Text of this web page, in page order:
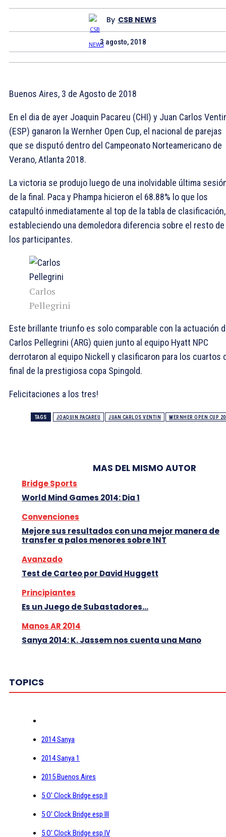
By CSB NEWS
3 agosto, 2018
Buenos Aires, 3 de Agosto de 2018
En el dia de ayer Joaquin Pacareu (CHI) y Juan Carlos
(ESP) ganaron la Wernher Open Cup, el nacional de parejas
que se disputó dentro del Campeonato Norteamericano de
Verano, Atlanta 2018.
La victoria se produjo luego de una inolvidable última
de la final. Paca y Phampa hicieron el 68.88% lo que los
catapultó inmediatamente al top de la tabla de clasificación,
estableciendo una demoledora diferencia sobre el resto de
los participantes.
Carlos
Pellegrini
Este brillante triunfo es solo comparable con la actuación
Carlos Pellegrini (ARG) quien junto al equipo Hyatt NPC
derrotaron al equipo Nickell y clasificaron para los cuartos
final de la prestigiosa copa Spingold.
Felicitaciones a los tres!
TAGS JOAQUIN PACAREU JUAN CARLOS VENTIN WERNHER OPEN CUP
MAS DEL MISMO AUTOR
Bridge Sports
World Mind Games 2014: Dia 1
Convenciones
Mejore sus resultados con una mejor manera de
transfer a palos menores sobre 1NT
Avanzado
Test de Carteo por David Huggett
Principiantes
Es un Juego de Subastadores…
Manos AR 2014
Sanya 2014: K. Jassem nos cuenta una Mano
TOPICS
2014 Sanya
2014 Sanya 1
2015 Buenos Aires
5 O' Clock Bridge esp II
5 O' Clock Bridge esp III
5 O' Clock Bridge esp IV